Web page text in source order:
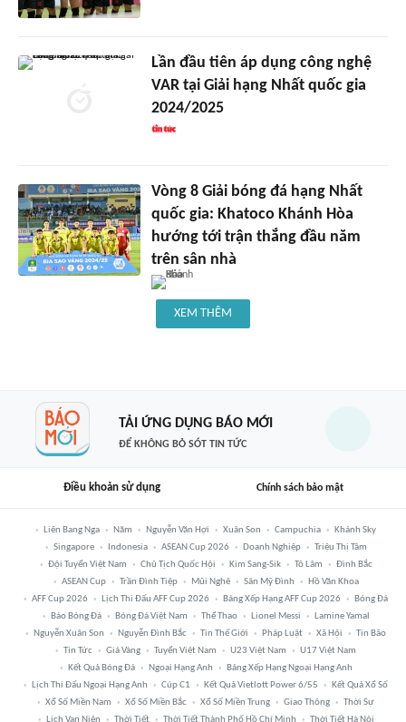
Lần đầu tiên áp dụng công nghệ
VAR tại Giải hạng Nhất quốc gia
2024/2025
Vòng 8 Giải bóng đá hạng Nhất
quốc gia: Khatoco Khánh Hòa
hướng tới trận thắng đầu năm
trên sân nhà
XEM THÊM
TẢI ỨNG DỤNG BÁO MỚI
ĐỂ KHÔNG BỎ SÓT TIN TỨC
Điều khoản sử dụng Chính sách bảo mật
Liên Bang Nga Năm Nguyễn Văn Hợi Xuân Son Campuchia
Khánh Sky
Singapore
Indonesia ASEAN Cup 2026 Doanh Nghiệp
Triệu Thị Tâm
Đội Tuyển Việt Nam
Chủ Tịch Quốc Hội Kim Sang-Sik Tô Lâm
Đình Bắc
ASEAN Cup
Trần Đình Tiệp Mũi Nghê Sân Mỹ Đình
Hồ Văn Khoa
AFF Cup 2026
Lịch Thi Đấu AFF Cup 2026 Bảng Xếp Hạng AFF Cup 2026
Bóng Đá
Báo Bóng Đá
Bóng Đá Việt Nam Thể Thao Lionel Messi
Lamine Yamal
Nguyễn Xuân Son
Nguyễn Đình Bắc Tin Thế Giới Pháp Luật Xã Hội
Tin Bão
Tin Tức
Giá Vàng Tuyển Việt Nam U23 Việt Nam
U17 Việt Nam
Kết Quả Bóng Đá
Ngoại Hạng Anh
Bảng Xếp Hạng Ngoại Hạng Anh
Lịch Thi Đấu Ngoại Hạng Anh
Cúp C1 Kết Quả Vietlott Power 6/55
Kết Quả Xổ Số
Xổ Số Miền Nam
Xổ Số Miền Bắc Xổ Số Miền Trung Giao Thông
Thời Sự
Lịch Vạn Niên
Thời Tiết Thời Tiết Thành Phố Hồ Chí Minh Thời Tiết Hà Nội